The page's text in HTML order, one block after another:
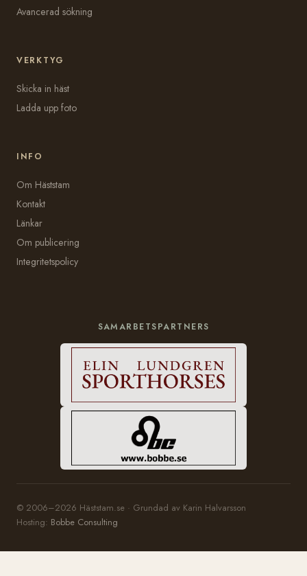
Avancerad sökning
VERKTYG
Skicka in häst
Ladda upp foto
INFO
Om Häststam
Kontakt
Länkar
Om publicering
Integritetspolicy
SAMARBETSPARTNERS
© 2006–2026 Häststam.se · Grundad av Karin Halvarsson
Hosting: Bobbe Consulting